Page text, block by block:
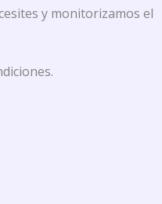
y monitorizamos el